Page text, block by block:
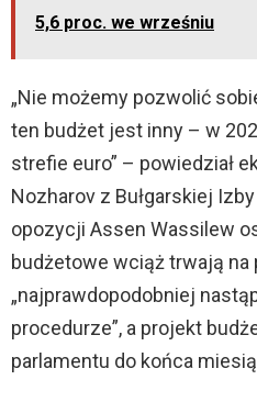
5,6 proc. we wrześniu
„Nie możemy pozwolić
ten budżet jest inny – w
strefie euro” – powiedział
Nozharov z Bułgarskiej
opozycji Assen Wassilew
budżetowe wciąż trwają na
„najprawdopodobniej
procedurze”, a projekt
parlamentu do końca